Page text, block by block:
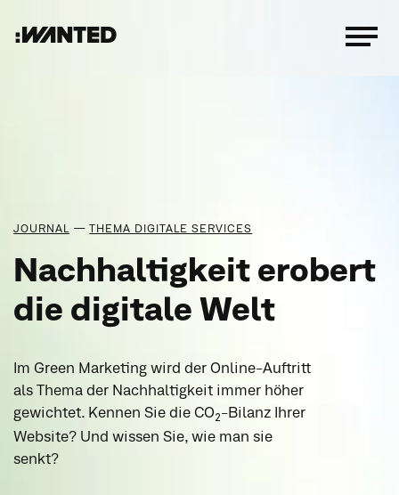
:WANTED
Menü
JOURNAL — THEMA DIGITALE SERVICES
Nachhaltigkeit erobert
die digitale Welt
Im Green Marketing wird der Online-Auftritt
als Thema der Nachhaltigkeit immer höher
gewichtet. Kennen Sie die CO2-Bilanz Ihrer
Website? Und wissen Sie, wie man sie
senkt?